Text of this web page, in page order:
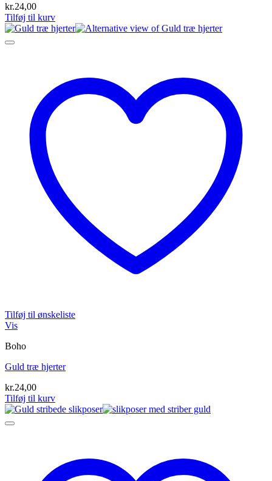
kr.24,00
Tilføj til kurv
Tilføj til ønskeliste
Vis
Boho
Guld træ hjerter
kr.24,00
Tilføj til kurv